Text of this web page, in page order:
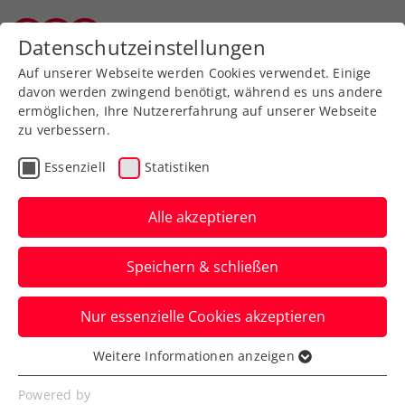
Turniere
ALPSTAR 44.
International Spring
Bowl: Starke Leistungen
der ÖTV-Asse
Alexandra Zimmer und Anna Pircher
duellieren sich beim ITF-Jugendturnier in
St. Pölten gar ums Halbfinale.
Datenschutzeinstellungen
Auf unserer Webseite werden Cookies verwendet. Einige
davon werden zwingend benötigt, während es uns andere
ermöglichen, Ihre Nutzererfahrung auf unserer Webseite
zu verbessern.
Essenziell Statistiken
Alle akzeptieren
Speichern & schließen
Nur essenzielle Cookies akzeptieren
Essenziell
Essenzielle Cookies werden für grundlegende
Weitere Informationen anzeigen
Powered by